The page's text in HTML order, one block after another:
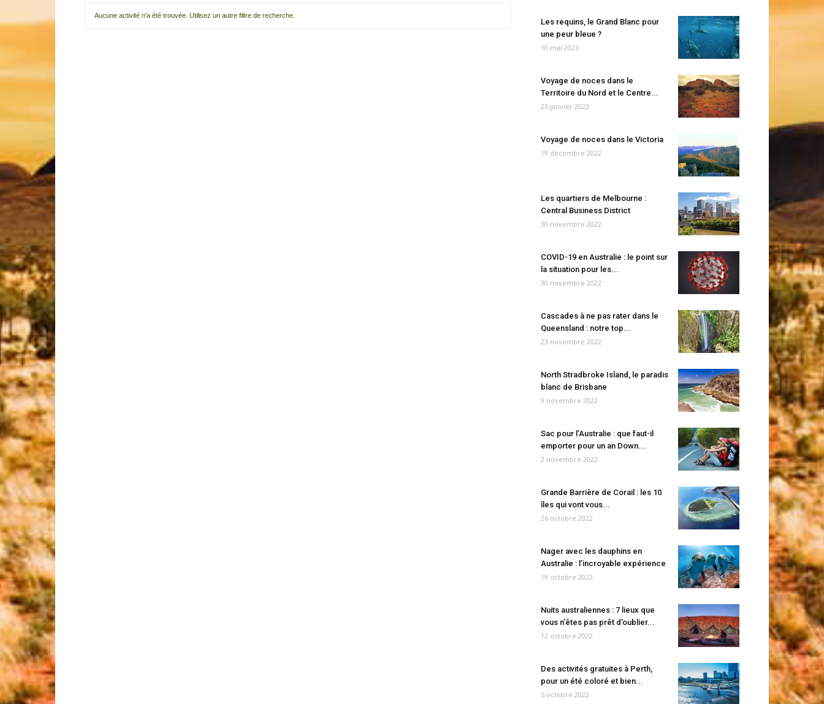
Aucune activité n'a été trouvée. Utilisez un autre filtre de recherche.
Les requins, le Grand Blanc pour
une peur bleue ?
10 mai 2023
Voyage de noces dans le
Territoire du Nord et le Centre...
25 janvier 2023
Voyage de noces dans le Victoria
19 décembre 2022
Les quartiers de Melbourne :
Central Business District
30 novembre 2022
COVID-19 en Australie : le point sur
la situation pour les...
30 novembre 2022
Cascades à ne pas rater dans le
Queensland : notre top...
23 novembre 2022
North Stradbroke Island, le paradis
blanc de Brisbane
9 novembre 2022
Sac pour l’Australie : que faut-il
emporter pour un an Down...
2 novembre 2022
Grande Barrière de Corail : les 10
îles qui vont vous...
26 octobre 2022
Nager avec les dauphins en
Australie : l’incroyable expérience
19 octobre 2022
Nuits australiennes : 7 lieux que
vous n’êtes pas prêt d’oublier...
12 octobre 2022
Des activités gratuites à Perth,
pour un été coloré et bien...
5 octobre 2022